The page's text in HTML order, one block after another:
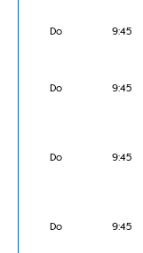
Do 9:45
Do 9:45
Do 9:45
Do 9:45